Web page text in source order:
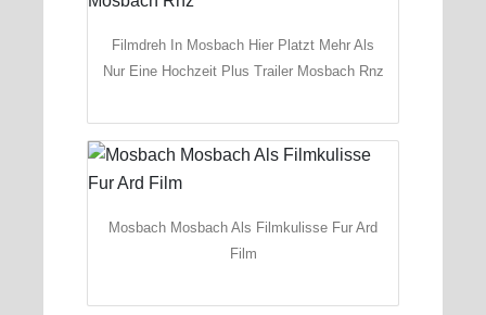
Filmdreh In Mosbach Hier Platzt Mehr Als
Nur Eine Hochzeit Plus Trailer Mosbach Rnz
Mosbach Mosbach Als Filmkulisse Fur Ard
Film